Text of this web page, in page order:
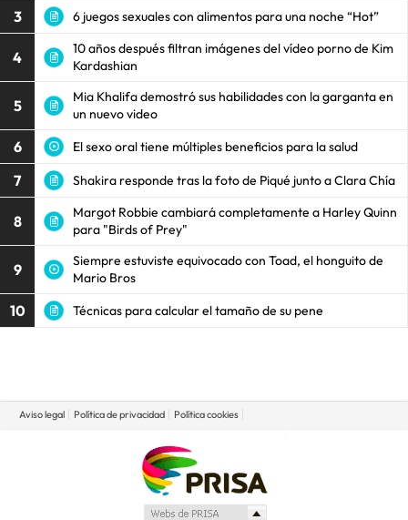
3 6 juegos sexuales con alimentos para una noche “Hot”
4
10 años después filtran imágenes del vídeo porno de Kim
Kardashian
5
Mia Khalifa demostró sus habilidades con la garganta en
un nuevo video
6 El sexo oral tiene múltiples beneficios para la salud
7 Shakira responde tras la foto de Piqué junto a Clara Chía
8
Margot Robbie cambiará completamente a Harley Quinn
para "Birds of Prey"
9
Siempre estuviste equivocado con Toad, el honguito de
Mario Bros
10 Técnicas para calcular el tamaño de su pene
Aviso legal Política de privacidad Política cookies